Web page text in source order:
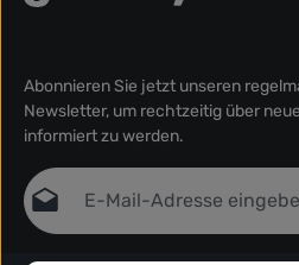
Abonnieren Sie jetzt unseren
Newsletter, um rechtzeitig über
informiert zu werden.
E-Mail-Adresse*